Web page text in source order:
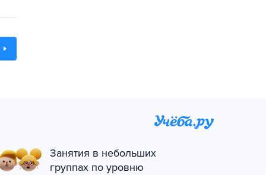
Занятия в небольших
группах по уровню